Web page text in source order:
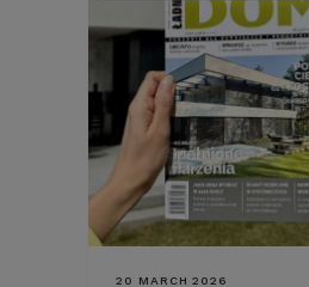
20 MARCH 2026